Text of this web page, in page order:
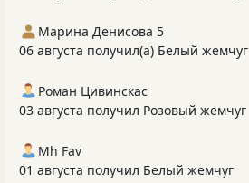
Марина Денисова 5
06 августа получил(а) Белый жемчуг
Роман Цивинскас
03 августа получил Розовый жемчуг
Mh Fav
01 августа получил Белый жемчуг